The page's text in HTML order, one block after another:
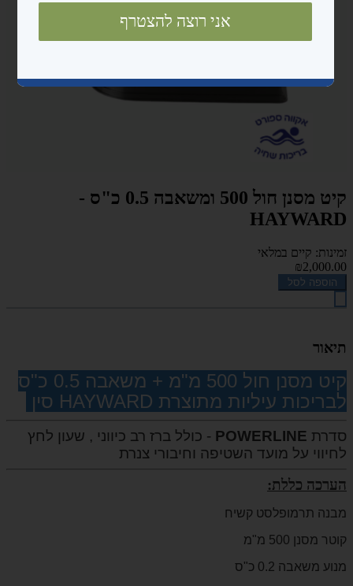
קיט מסנן חול 500 ומשאבה 0.5 כ"ס -
HAYWARD
זמינות: קיים במלאי
₪2,000.00
הוספה לסל
תיאור
קיט מסנן חול 500 מ"מ + משאבה 0.5 כ"ס
לבריכות עיליות מתוצרת HAYWARD סין
סדרת POWERLINE - כולל ברז רב כיווני , שעון לחץ
לחיווי על מועד השטיפה וחיבורי צנרת
הערכה כללת:
מבנה תרמופלסט קשיח
קוטר מסנן 500 מ"מ
מנוע משאבה 0.2 כ"ס